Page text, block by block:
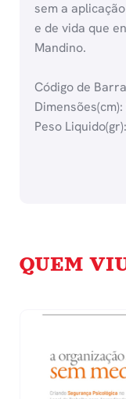
sem a
e de vida que
Mandino.
Código de
Peso
QUEM